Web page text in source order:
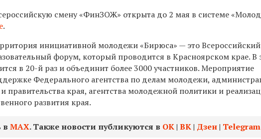
смену «ФинЗОЖ» открыта до 2 мая в системе
.
инициативной молодежи «Бирюса» — это Всероссийский
форум, который проводится в Красноярском крае. В
в 20-й раз и объединит более 3000 участников. Мероприятие
Федерального агентства по делам молодежи,
правительства края, агентства молодежной политики и
развития края.
вМАХ. Также новости публикуются в ОК| ВК| Дзен| Telegram